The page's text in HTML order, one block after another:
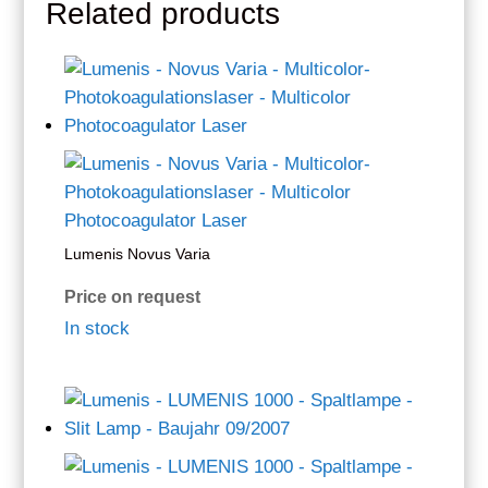
Related products
Lumenis Novus Varia
Price on request
In stock